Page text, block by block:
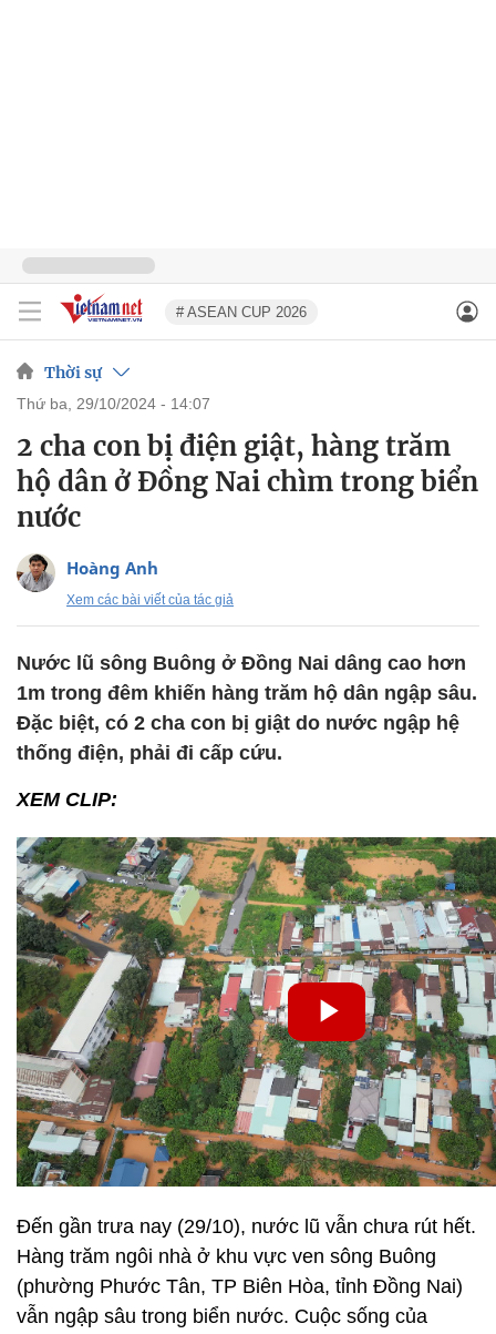
# ASEAN CUP 2026
Thời sự
thứ ba, 29/10/2024 - 14:07
2 cha con bị điện giật, hàng trăm
hộ dân ở Đồng Nai chìm trong biển
nước
Hoàng Anh
Xem các bài viết của tác giả
Nước lũ sông Buông ở Đồng Nai dâng cao hơn
1m trong đêm khiến hàng trăm hộ dân ngập sâu.
Đặc biệt, có 2 cha con bị giật do nước ngập hệ
thống điện, phải đi cấp cứu.
XEM CLIP:
Đến gần trưa nay (29/10), nước lũ vẫn chưa rút hết.
Hàng trăm ngôi nhà ở khu vực ven sông Buông
(phường Phước Tân, TP Biên Hòa, tỉnh Đồng Nai)
vẫn ngập sâu trong biển nước. Cuộc sống của